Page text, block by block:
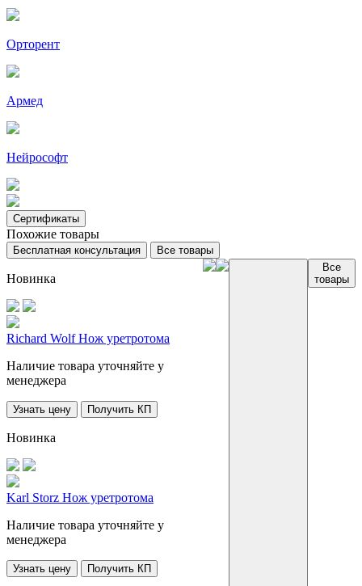
Орторент
Армед
Нейрософт
Сертификаты
Похожие товары
Бесплатная консультация Все товары
Новинка
Richard Wolf Нож уретротома
Наличие товара уточняйте у
менеджера
Узнать цену Получить КП
Новинка
Karl Storz Нож уретротома
Наличие товара уточняйте у
менеджера
Узнать цену Получить КП
Все
товары